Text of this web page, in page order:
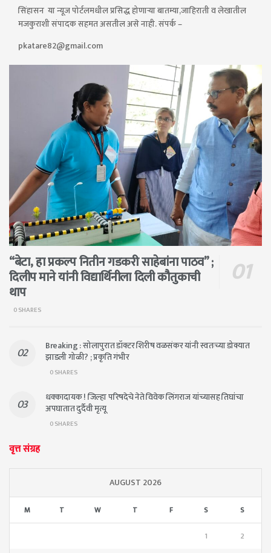
सिंहासन या न्यूज पोर्टलमधील प्रसिद्ध होणाऱ्या बातम्या,जाहिराती व लेखातील
मजकुराशी संपादक सहमत असतील असे नाही. संपर्क –
pkatare82@gmail.com
“बेटा, हा प्रकल्प नितीन गडकरी साहेबांना पाठव” ;
दिलीप माने यांनी विद्यार्थिनीला दिली कौतुकाची
थाप
0 SHARES
Breaking : सोलापुरात डॉक्टर शिरीष वळसंकर यांनी स्वतःच्या डोक्यात
झाडली गोळी? ; प्रकृति गंभीर
0 SHARES
धक्कादायक ! जिल्हा परिषदेचे नेते विवेक लिंगराज यांच्यासह तिघांचा
अपघातात दुर्दैवी मृत्यू
0 SHARES
वृत्त संग्रह
AUGUST 2026
M T W T F S S
1
2